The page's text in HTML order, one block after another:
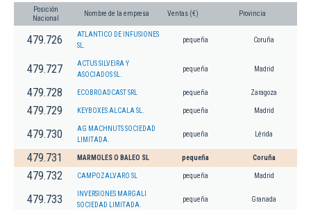
Posición
Nacional
Nombre de la empresa Ventas (€) Provincia
479.726
ATLANTICO DE INFUSIONES
SL.
pequeña Coruña
479.727
ACTUS SILVEIRA Y
ASOCIADOS SL.
pequeña Madrid
479.728 ECOBROADCAST SRL pequeña Zaragoza
479.729 KEYBOXES ALCALA SL. pequeña Madrid
479.730
AG MACHNUTS SOCIEDAD
LIMITADA.
pequeña Lérida
479.731 MARMOLES O BALEO SL pequeña Coruña
479.732 CAMPOZALVARO SL pequeña Madrid
479.733
INVERSIONES MARGALI
SOCIEDAD LIMITADA.
pequeña Granada